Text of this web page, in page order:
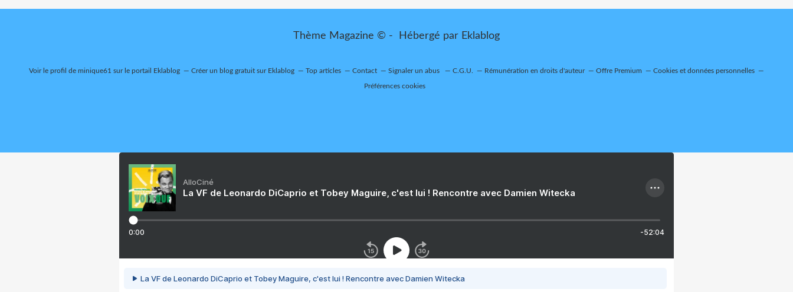
Thème Magazine © - Hébergé par Eklablog
Voir le profil de minique61 sur le portail Eklablog Créer un blog gratuit sur Eklablog Top articles Contact Signaler un abus C.G.U. Rémunération en droits d'auteur Offre Premium Cookies et données personnelles
Préférences cookies
AlloCiné
La VF de Leonardo DiCaprio et Tobey Maguire, c'est lui ! Rencontre avec Damien Witecka
0:00 -52:04
La VF de Leonardo DiCaprio et Tobey Maguire, c'est lui ! Rencontre avec Damien Witecka